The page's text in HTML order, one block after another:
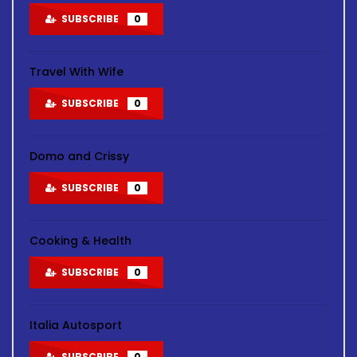
SUBSCRIBE 0
Travel With Wife
SUBSCRIBE 0
Domo and Crissy
SUBSCRIBE 0
Cooking & Health
SUBSCRIBE 0
Italia Autosport